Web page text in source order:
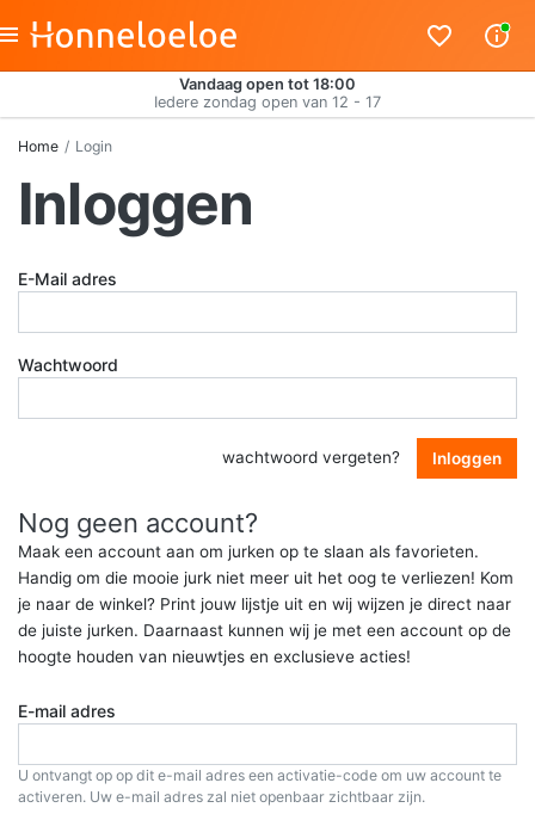
Vandaag open tot 18:00
Iedere zondag open van 12 - 17
Home Login
Inloggen
E-Mail adres
Wachtwoord
wachtwoord vergeten? Inloggen
Nog geen account?
Maak een account aan om jurken op te slaan als favorieten.
Handig om die mooie jurk niet meer uit het oog te verliezen! Kom
je naar de winkel? Print jouw lijstje uit en wij wijzen je direct naar
de juiste jurken. Daarnaast kunnen wij je met een account op de
hoogte houden van nieuwtjes en exclusieve acties!
E-mail adres
U ontvangt op op dit e-mail adres een activatie-code om uw account te
activeren. Uw e-mail adres zal niet openbaar zichtbaar zijn.